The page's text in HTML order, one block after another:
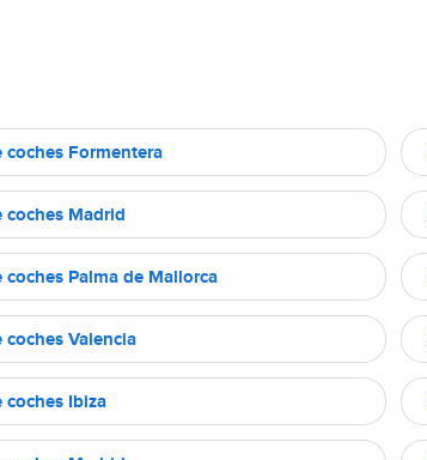
Formentera
Madrid
Palma de Mallorca
Valencia
Ibiza